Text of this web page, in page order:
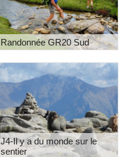
Randonnée GR20 Sud
J4-Il y a du monde sur le
sentier